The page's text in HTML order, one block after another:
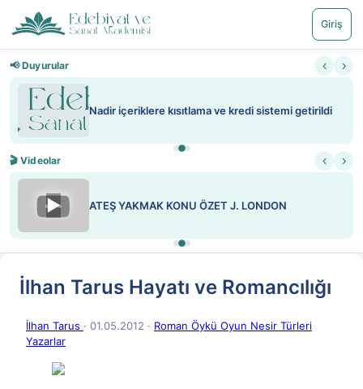
Giriş
📢 Duyurular ‹ ›
Nadir içeriklere kısıtlama ve kredi sistemi getirildi
🎬 Videolar ‹ ›
▶ ATEŞ YAKMAK KONU ÖZET J. LONDON
İlhan Tarus Hayatı ve Romancılığı
İlhan Tarus · 01.05.2012 · Roman Öykü Oyun Nesir Türleri
Yazarlar